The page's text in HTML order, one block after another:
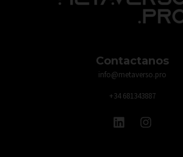
Contactanos
info@metaverso.pro
+34 681343887